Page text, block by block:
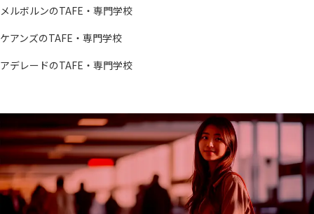
メルボルンのTAFE・専門学校
ケアンズのTAFE・専門学校
アデレードのTAFE・専門学校